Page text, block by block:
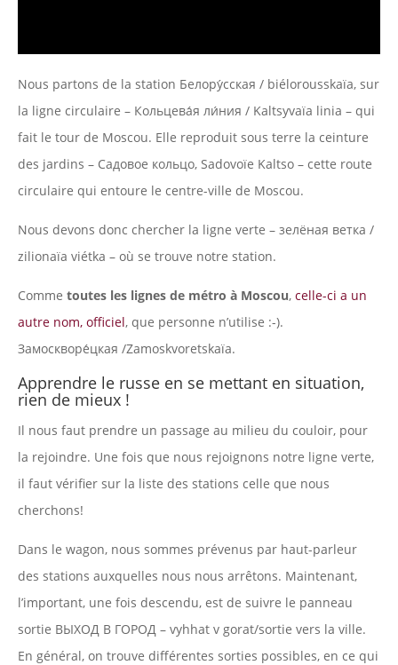
Nous partons de la station Белору́сская / biélorousskaïa, sur
la ligne circulaire – Кольцева́я ли́ния / Kaltsyvaïa linia – qui
fait le tour de Moscou. Elle reproduit sous terre la ceinture
des jardins – Садовое кольцо, Sadovoïe Kaltso – cette route
circulaire qui entoure le centre-ville de Moscou.
Nous devons donc chercher la ligne verte – зелёная ветка /
zilionaïa viétka – où se trouve notre station.
Comme toutes les lignes de métro à Moscou, celle-ci a un
autre nom, officiel, que personne n’utilise :-).
Замоскворе́цкая /Zamoskvoretskaïa.
Apprendre le russe en se mettant en situation,
rien de mieux !
Il nous faut prendre un passage au milieu du couloir, pour
la rejoindre. Une fois que nous rejoignons notre ligne verte,
il faut vérifier sur la liste des stations celle que nous
cherchons!
Dans le wagon, nous sommes prévenus par haut-parleur
des stations auxquelles nous nous arrêtons. Maintenant,
l’important, une fois descendu, est de suivre le panneau
sortie ВЫХОД В ГОРОД – vyhhat v gorat/sortie vers la ville.
En général, on trouve différentes sorties possibles, en ce qui